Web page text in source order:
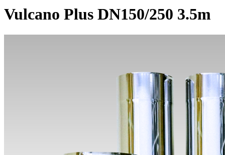
Vulcano Plus DN150/250 3.5m